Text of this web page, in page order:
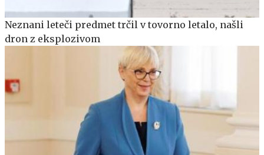
Neznani leteči predmet trčil v tovorno letalo, našli
dron z eksplozivom